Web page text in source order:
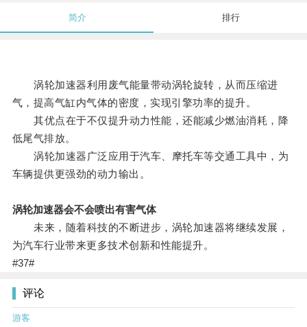
简介 排行
涡轮加速器利用废气能量带动涡轮旋转，从而压缩进
气，提高气缸内气体的密度，实现引擎功率的提升。
其优点在于不仅提升动力性能，还能减少燃油消耗，降
低尾气排放。
涡轮加速器广泛应用于汽车、摩托车等交通工具中，为
车辆提供更强劲的动力输出。
涡轮加速器会不会喷出有害气体
未来，随着科技的不断进步，涡轮加速器将继续发展，
为汽车行业带来更多技术创新和性能提升。
#37#
评论
游客